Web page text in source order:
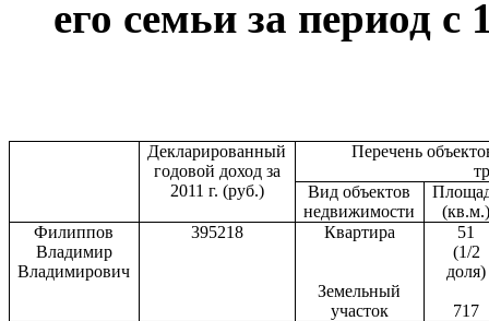
его семьи за период с
Декларированный
годовой доход за
2011 г. (руб.)
Перечень
Вид объектов
недвижимости
Филиппов
Владимир
Владимирович
395218 Квартира
Земельный
участок
51
(1/2
доля)
717